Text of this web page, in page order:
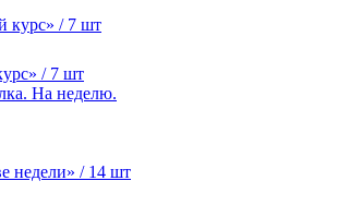
/ 7 шт
На неделю.